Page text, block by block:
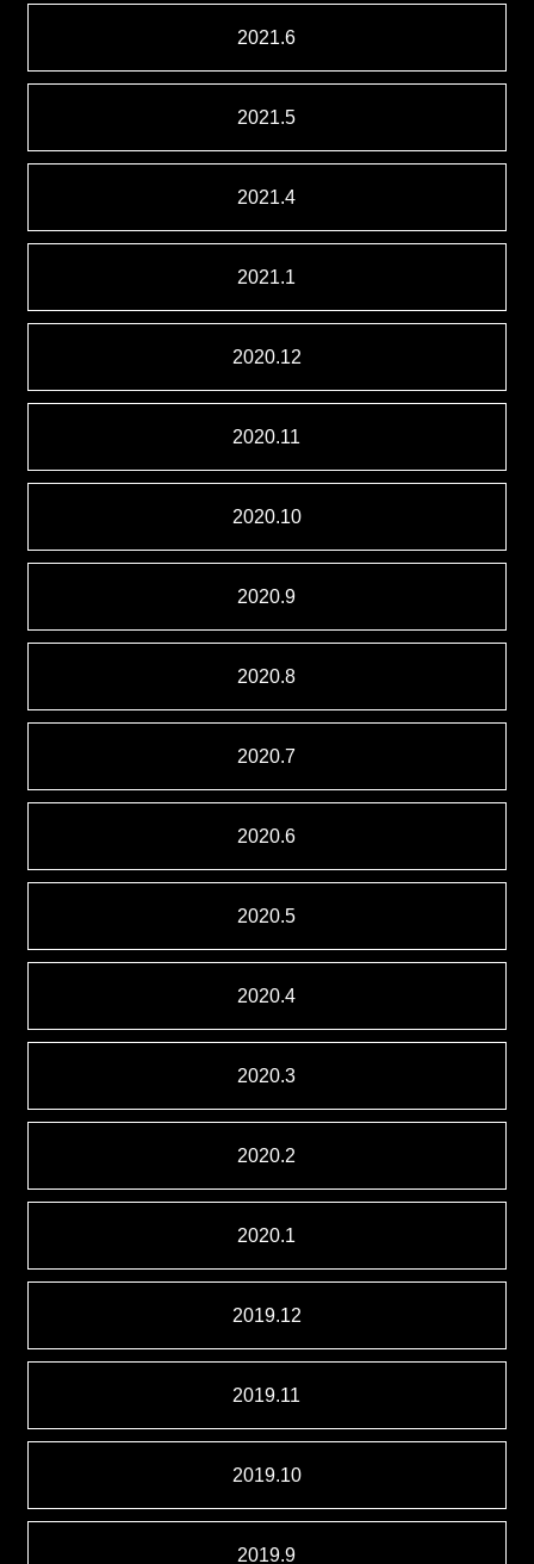
2021.6
2021.5
2021.4
2021.1
2020.12
2020.11
2020.10
2020.9
2020.8
2020.7
2020.6
2020.5
2020.4
2020.3
2020.2
2020.1
2019.12
2019.11
2019.10
2019.9